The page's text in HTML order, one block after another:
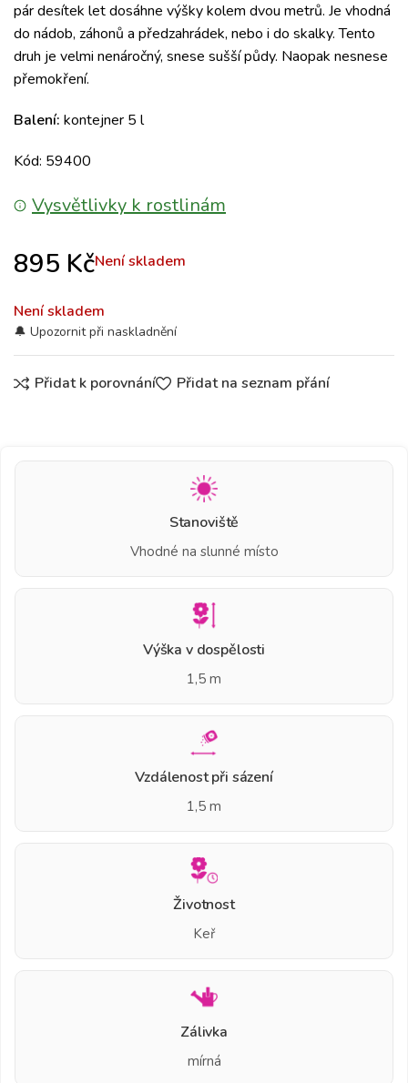
pár desítek let dosáhne výšky kolem dvou metrů. Je vhodná
do nádob, záhonů a předzahrádek, nebo i do skalky. Tento
druh je velmi nenáročný, snese sušší půdy. Naopak nesnese
přemokření.
Balení: kontejner 5 l
Kód: 59400
Vysvětlivky k rostlinám
895 KčNení skladem
Není skladem
Přidat k porovnání Přidat na seznam přání
Stanoviště
Vhodné na slunné místo
Výška v dospělosti
1,5 m
Vzdálenost při sázení
1,5 m
Životnost
Keř
Zálivka
mírná